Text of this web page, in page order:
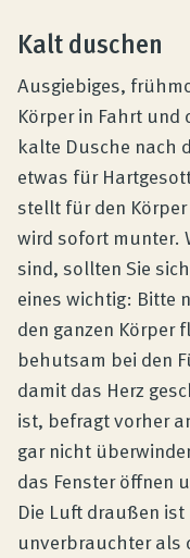
Kalt duschen
Ausgiebiges,
Körper in Fahrt und
kalte Dusche nach
etwas für
stellt für den
wird sofort munter.
sind, sollten Sie
eines wichtig: Bitte
den ganzen Körper
behutsam bei den
damit das Herz
ist, befragt vorher
gar nicht
das Fenster öffnen
Die Luft draußen
unverbrauchter als